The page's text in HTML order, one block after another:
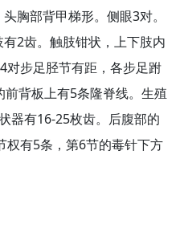
胸部背甲梯形。侧眼3对。
2齿。触肢钳状，上下肢内
对步足胫节有距，各步足跗
背板上有5条隆脊线。生殖
器有16-25枚齿。后腹部的
权有5条，第6节的毒针下方